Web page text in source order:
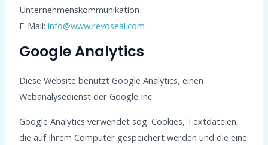
Unternehmenskommunikation
E-Mail:info@www.revoseal.com
Google Analytics
Diese Website benutzt Google Analytics, einen
Webanalysedienst der Google Inc.
Google Analytics verwendet sog. Cookies, Textdateien,
die auf Ihrem Computer gespeichert werden und die eine